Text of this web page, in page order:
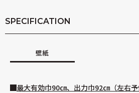
SPECIFICATION
壁紙
最大有効巾90㎝、出力巾92㎝（左右